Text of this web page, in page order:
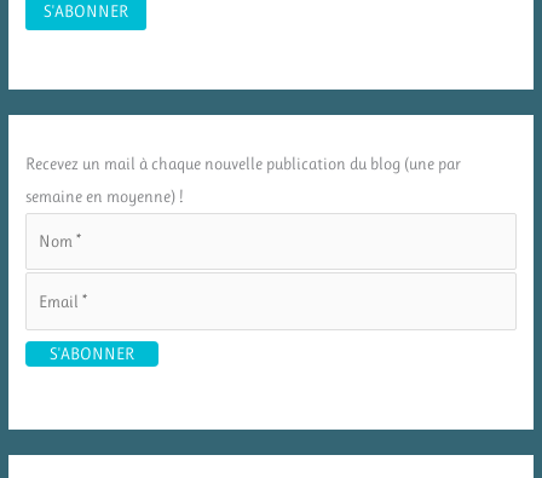
Recevez un mail à chaque nouvelle publication du blog (une par
semaine en moyenne) !